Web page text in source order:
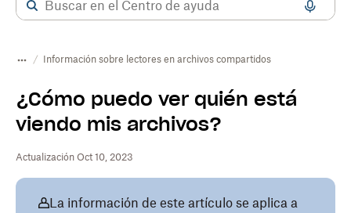
Información sobre lectores en archivos compartidos
¿Cómo puedo ver quién está
viendo mis archivos?
Actualización Oct 10, 2023
La información de este artículo se aplica a